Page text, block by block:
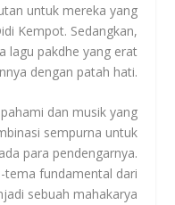
untuk mereka yang
Kempot. Sedangkan,
lagu pakdhe yang erat
dengan patah hati.
dan musik yang
sempurna untuk
para pendengarnya.
tema fundamental dari
sebuah mahakarya